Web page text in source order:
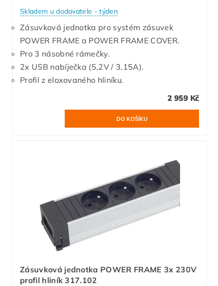
Skladem u dodavatele - týden
Zásuvková jednotka pro systém zásuvek
POWER FRAME a POWER FRAME COVER.
Pro 3 násobné rámečky.
2x USB nabíječka (5,2V / 3,15A).
Profil z eloxovaného hliníku.
2 959 Kč
Zásuvková jednotka POWER FRAME 3x 230V
profil hliník 317.102